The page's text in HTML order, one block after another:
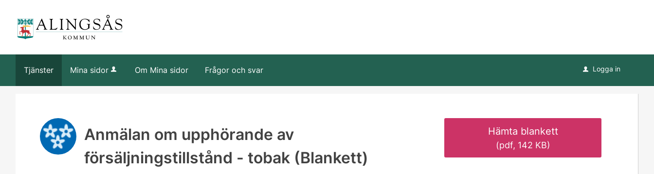
Tjänster Mina sidor Om Mina sidor Frågor och svar u Logga in
Anmälan om upphörande av
försäljningstillstånd - tobak (Blankett)
Hämta blankett
(pdf, 142 KB)